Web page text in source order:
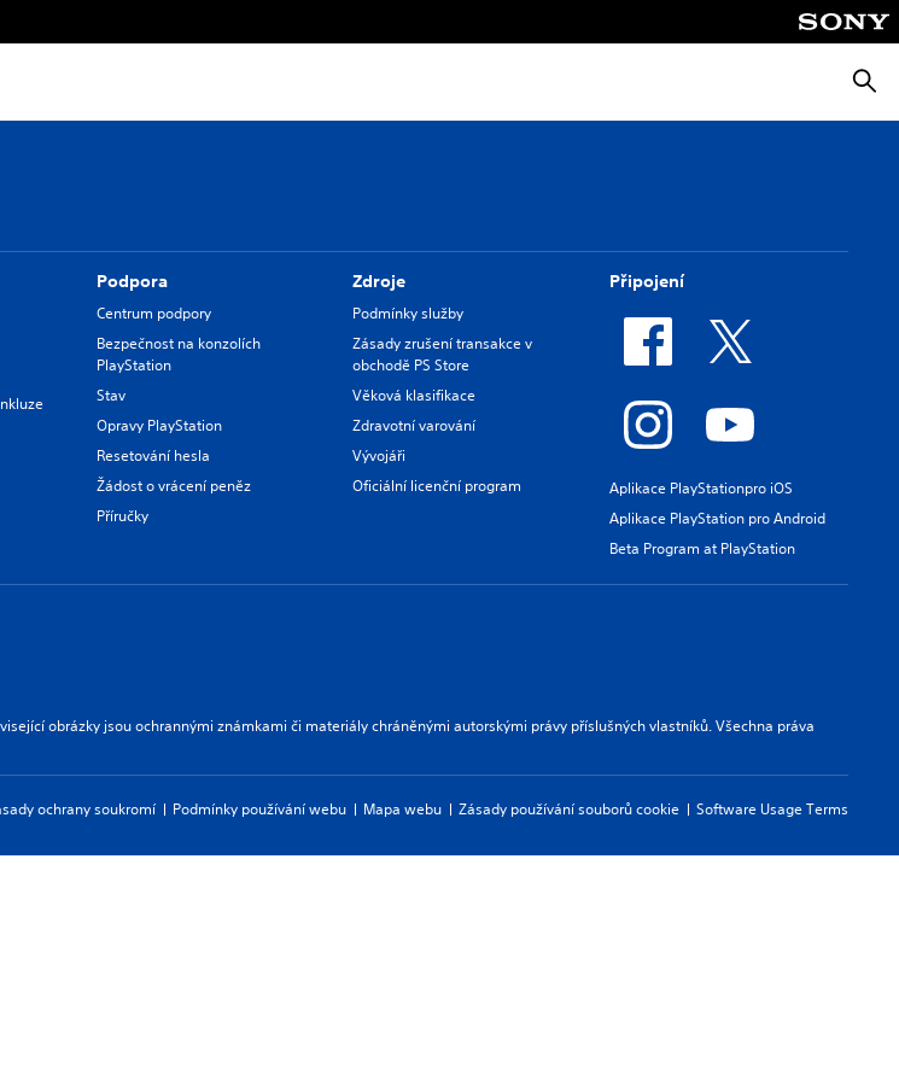
Podpora
Centrum podpory
Bezpečnost na konzolích
PlayStation
Stav
Opravy PlayStation
Resetování hesla
Žádost o vrácení peněz
Příručky
Zdroje
Podmínky služby
Zásady zrušení transakce v
obchodě PS Store
Věková klasifikace
Zdravotní varování
Vývojáři
Oficiální licenční program
Připojení
Aplikace PlayStationpro iOS
Aplikace PlayStation pro Android
Beta Program at PlayStation
obrázky jsou ochrannými známkami či materiály chráněnými autorskými právy příslušných vlastníků. Všechna práva
ochrany soukromí Podmínky používání webu Mapa webu Zásady používání souborů cookie Software Usage Terms